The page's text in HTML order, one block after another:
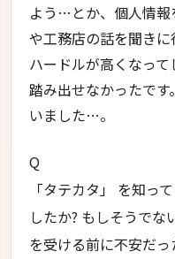
よう…とか、個人情報
や工務店の話を聞き
ハードルが高くなっ
踏み出せなかったで
いました…。
Q
「タテカタ」 を知っ
したか? もしそうでな
を受ける前に不安だ